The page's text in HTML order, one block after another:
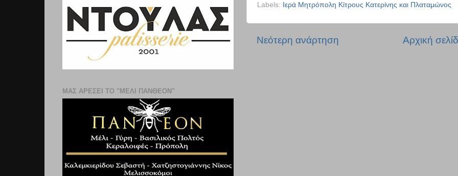
Labels: Ιερά Μητρόπολη Κίτρους Κατερίνης και Πλαταμώνος
Νεότερη ανάρτηση Αρχική
ΜΑΣ ΑΡΕΣΕΙ ΤΟ "ΜΕΛΙ ΠΑΝΘΕΟΝ"